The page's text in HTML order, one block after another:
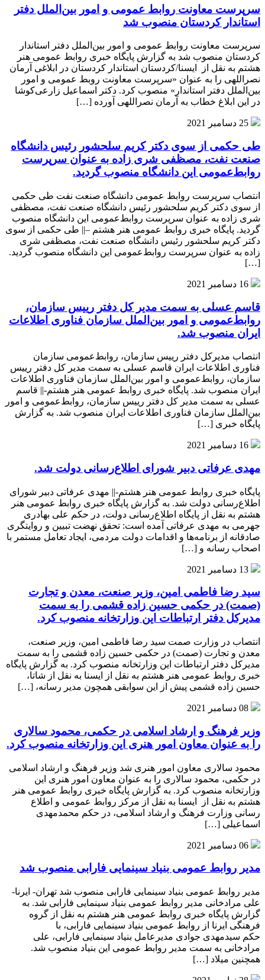
سرپرست معاونت روابط عمومی و امور بین‌الملل دفتر
استاندار کردستان منصوب شد
سرپرست معاونت روابط عمومی و امور بین‌الملل دفتر استاندار
کردستان منصوب شد به گزارش پایگاه خبری روابط عمومی هنر
هشتم به نقل از ایسنا/کردستان استاندار کردستان در ابلاغی آرمان
نصراللهی را به عنوان «سرپرست معاونت روبط عمومی و امور
بین‌الملل دفتر استاندار» منصوب کرد. دکتر اسماعیل زارعی‌کوشا
در این ابلاغ خطاب به آرمان نصراللهی آورده […]
25 دسامبر 2021
طی حکمی از سوی دکتر کریم سلحشور رئیس دانشگاه
صنعت نفت، مصظفی شری زاده به عنوان سرپرست
روابط‌عمومی این دانشگاه منصوب گردید.
انتصاب سرپرست روابط عمومی دانشگاه صنعت نفت طی حکمی
از سوی دکتر کریم سلحشور رئیس دانشگاه صنعت نفت، مصظفی
شری زاده به عنوان سرپرست روابط‌عمومی این دانشگاه منصوب
گردید. پایگاه خبری روابط عمومی هنر هشتم –|| طی حکمی از سوی
دکتر کریم سلحشور رئیس دانشگاه صنعت نفت، مصظفی شری
زاده به عنوان سرپرست روابط‌عمومی این دانشگاه منصوب گردید.
[…]
16 دسامبر 2021
قاسم عسلی به سمت مدیر کل دفتر رییس سازمان،
روابط‌عمومی و امور بین‌الملل سازمان فناوری اطلاعات
ایران منصوب شد.
انتصاب مدیرکل دفتر رییس سازمان، روابط‌عمومی سازمان
فناوری اطلاعات ایران قاسم عسلی به سمت مدیر کل دفتر رییس
سازمان، روابط‌عمومی و امور بین‌الملل سازمان فناوری اطلاعات
ایران منصوب شد. پایگاه خبری روابط عمومی هنر هشتم-|| قاسم
عسلی به سمت مدیر کل دفتر رییس سازمان، روابط‌عمومی و امور
بین‌الملل سازمان فناوری اطلاعات ایران منصوب شد. به گزارش
پایگاه خبری […]
16 دسامبر 2021
مهدی عرفاتی دبیر شورای‌ اطلاع‌رسانی‌ دولت‌ شد.
پایگاه خبری روابط عمومی هنر هشتم-|| مهدی عرفاتی دبیر شورای‌
اطلاع‌رسانی‌ دولت‌ شد. به گزارش پایگاه خبری روابط عمومی هنر
هشتم به نقل از پایگاه اطلاع‌رسانی دولت، در حکم علی بهادری
جهرمی به مهدی عرفاتی آمده است: تحقق نهضت تبیین و روایتگری
صادقانه از برنامه‌ها و اقدامات دولت مردمی، ایجاد تعامل مستمر با
اصحاب رسانه و […]
13 دسامبر 2021
سید رضا فاطمی امین، وزیر صنعت، معدن و تجارت
(صمت) در حکمی حسین زاده قشمی را به سمت
مدیرکل دفتر ارتباطات این وزارتخانه منصوب کرد.
انتصاب در وزارت صمت سید رضا فاطمی امین، وزیر صنعت،
معدن و تجارت (صمت) در حکمی حسین زاده قشمی را به سمت
مدیرکل دفتر ارتباطات این وزارتخانه منصوب کرد. به گزارش پایگاه
خبری روابط عمومی هنر هشتم به نقل از ایسنا به نقل از شاتا،
حسین زاده قشمی پیش از این سوابقی همچون مدیر رسانه، […]
08 دسامبر 2021
وزیر فرهنگ و ارشاد اسلامی در حکمی، محمود سالاری
را به عنوان معاون امور هنری این وزارتخانه منصوب کرد.
محمود سالاری معاون امور هنری شد وزیر فرهنگ و ارشاد اسلامی
در حکمی، محمود سالاری را به عنوان معاون امور هنری این
وزارتخانه منصوب کرد. به گزارش پایگاه خبری روابط عمومی هنر
هشتم به نقل از ایسنا به نقل از مرکز روابط عمومی و اطلاع
رسانی وزارت فرهنگ و ارشاد اسلامی، در حکم محمدمهدی
اسماعیلی […]
06 دسامبر 2021
مدیر روابط عمومی بنیاد سینمایی فارابی منصوب شد
مدیر روابط عمومی بنیاد سینمایی فارابی منصوب شد تهران- ایرنا-
علی مرادخانی مدیر روابط عمومی بنیاد سینمایی فارابی شد. به
گزارش پایگاه خبری روابط عمومی هنر هشتم به نقل از گروه
فرهنگی ایرنا از روابط عمومی بنیاد سینمایی فارابی، با
حکم سیدمهدی جوادی مدیرعامل بنیاد سینمایی فارابی، علی
مرادخانی به سمت مدیر روابط عمومی این بنیاد منصوب شد.
همچنین میلاد […]